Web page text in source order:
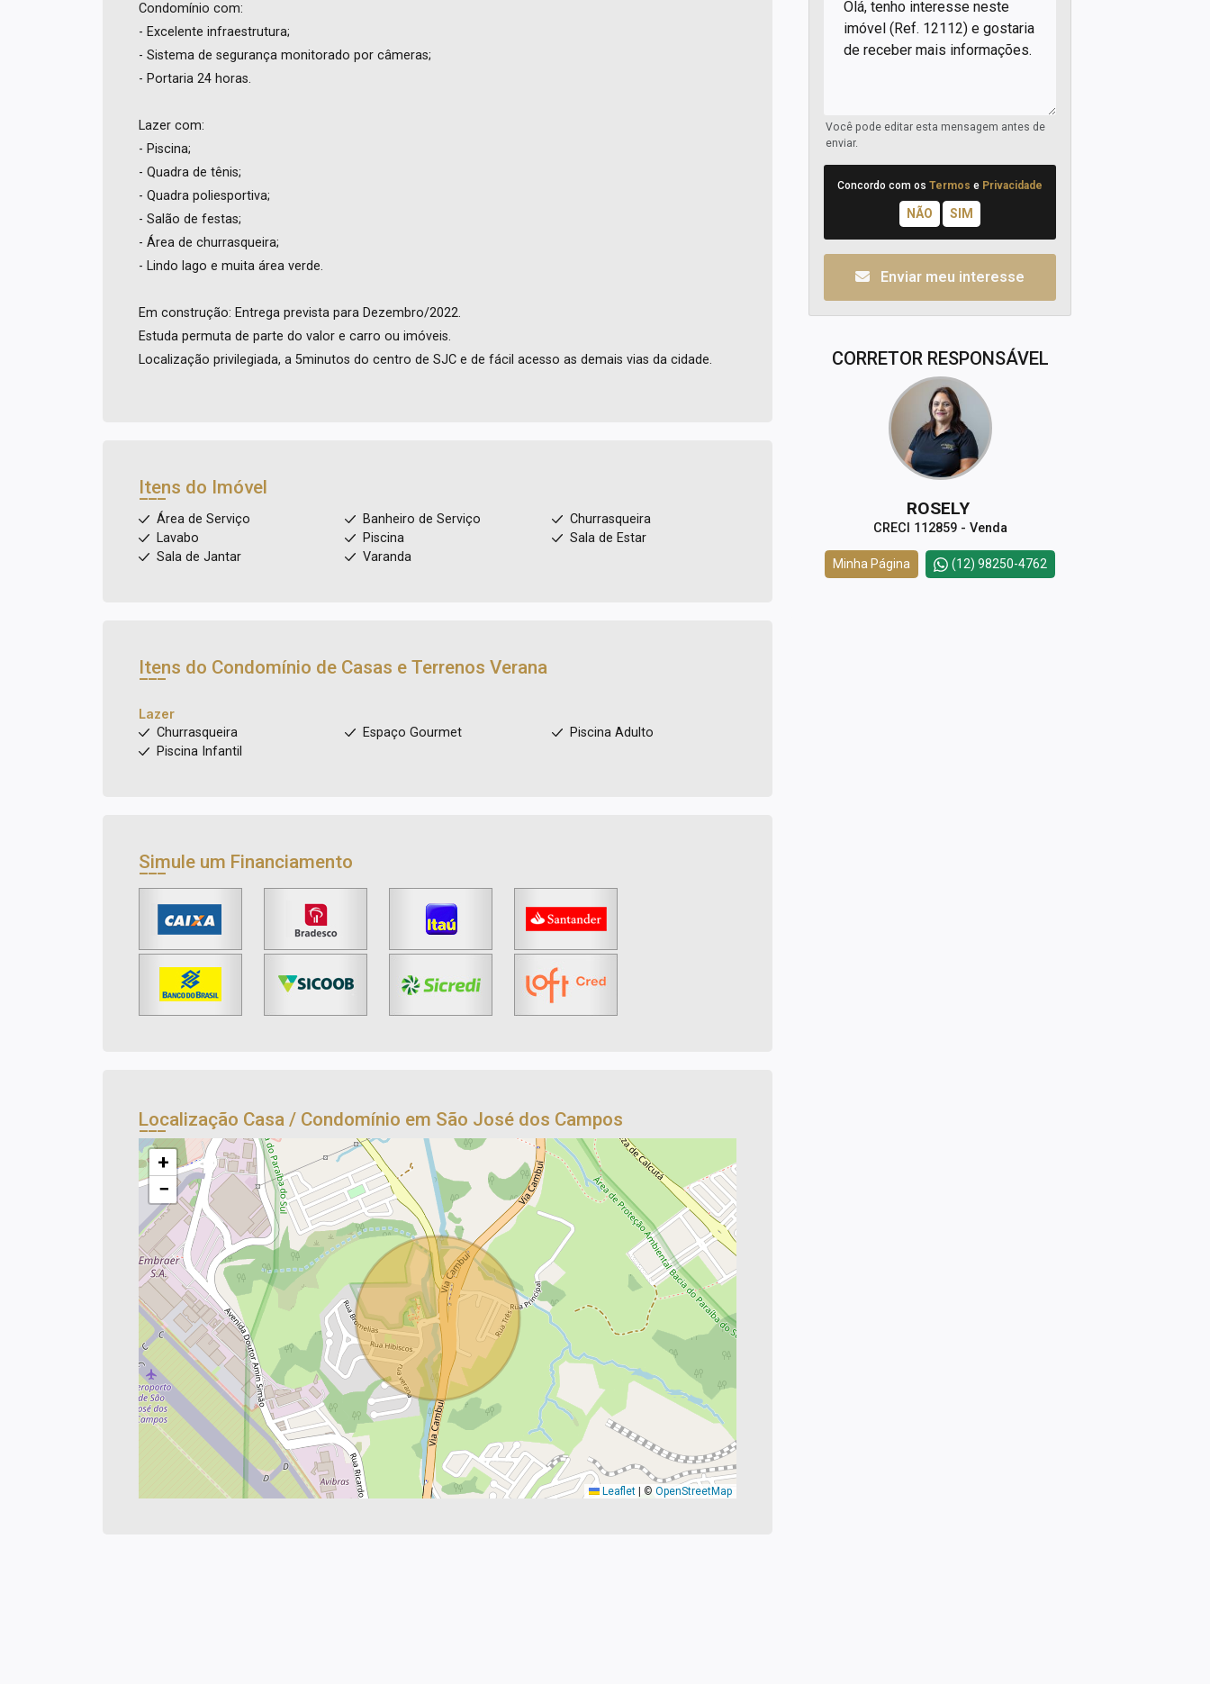
Condomínio com:
- Excelente infraestrutura;
- Sistema de segurança monitorado por câmeras;
- Portaria 24 horas.
Lazer com:
- Piscina;
- Quadra de tênis;
- Quadra poliesportiva;
- Salão de festas;
- Área de churrasqueira;
- Lindo lago e muita área verde.
Em construção: Entrega prevista para Dezembro/2022.
Estuda permuta de parte do valor e carro ou imóveis.
Localização privilegiada, a 5minutos do centro de SJC e de fácil acesso as demais vias da cidade.
Itens do Imóvel
Área de Serviço Banheiro de Serviço
Churrasqueira
Lavabo
Piscina
Sala de Estar
Sala de Jantar
Varanda
Itens do Condomínio de Casas e Terrenos Verana
Lazer
Churrasqueira
Espaço Gourmet
Piscina Adulto
Piscina Infantil
Simule um Financiamento
Localização Casa / Condomínio em São José dos Campos
+
−
Leaflet © OpenStreetMap
Você pode editar esta mensagem antes de
enviar.
Concordo com os Termos e Privacidade
Enviar meu interesse
CORRETOR RESPONSÁVEL
ROSELY
CRECI 112859 - Venda
Minha Página (12) 98250-4762